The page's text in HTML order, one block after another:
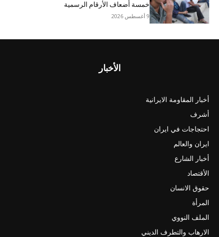
خمسة أضعاف الأرقام الرسمية
9 أغسطس 2026
الأخبار
أخبار المقاومة الايرانية
أشرف
احتجاجات في ايران
ايران والعالم
أخبار الشارع
الأقتصاد
حقوق الانسان
المرأة
الملف النووي
الارهاب والتطرف الديني